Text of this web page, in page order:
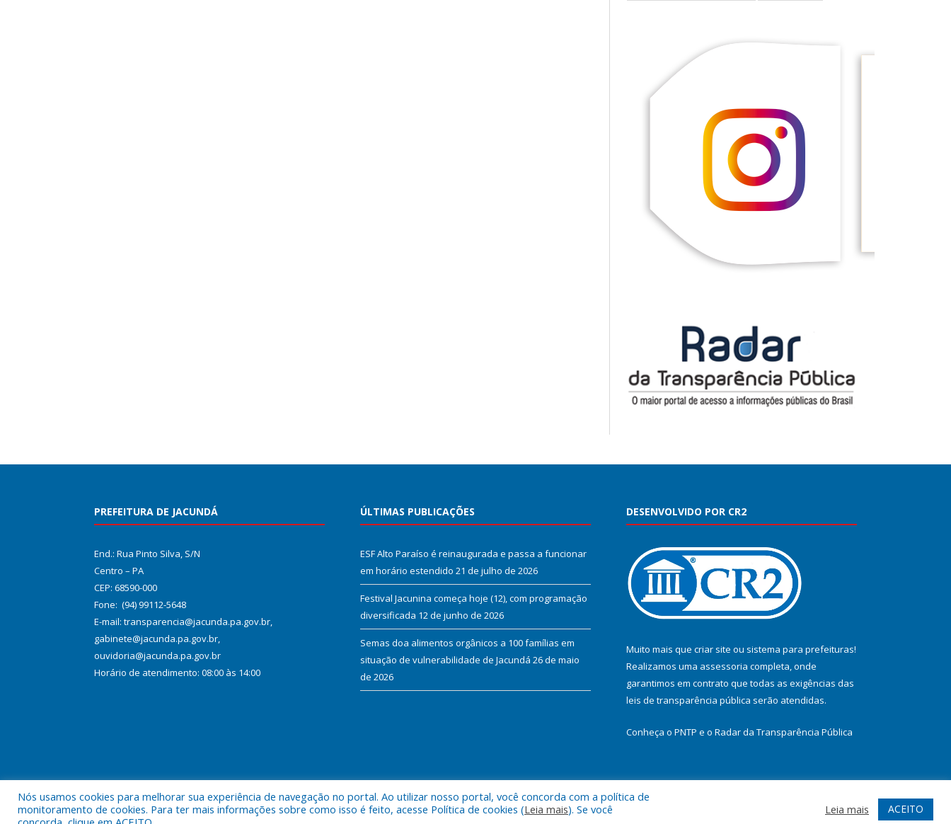
PREFEITURA DE JACUNDÁ
End.: Rua Pinto Silva, S/N
Centro – PA
CEP: 68590-000
Fone: (94) 99112-5648
E-mail: transparencia@jacunda.pa.gov.br,
gabinete@jacunda.pa.gov.br,
ouvidoria@jacunda.pa.gov.br
Horário de atendimento: 08:00 às 14:00
ÚLTIMAS PUBLICAÇÕES
ESF Alto Paraíso é reinaugurada e passa a funcionar
em horário estendido 21 de julho de 2026
Festival Jacunina começa hoje (12), com programação
diversificada 12 de junho de 2026
Semas doa alimentos orgânicos a 100 famílias em
situação de vulnerabilidade de Jacundá 26 de maio
de 2026
DESENVOLVIDO POR CR2
Muito mais que criar site ou sistema para prefeituras!
Realizamos uma assessoria completa, onde
garantimos em contrato que todas as exigências das
leis de transparência pública serão atendidas.
Conheça o PNTP e o Radar da Transparência Pública
Todos os direitos reservados a Prefeitura Municipal de Jacundá. Mapa do Site Acessar Webmail
Nós usamos cookies para melhorar sua experiência de navegação no portal. Ao utilizar nosso portal, você concorda com a política de
monitoramento de cookies. Para ter mais informações sobre como isso é feito, acesse Política de cookies (Leia mais). Se você
Leia mais ACEITO